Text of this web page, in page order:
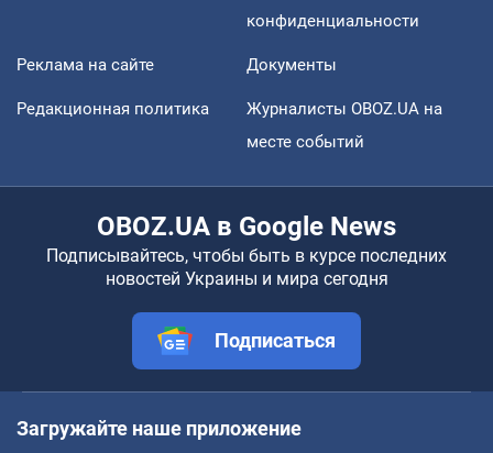
конфиденциальности
Реклама на сайте Документы
Редакционная политика
Журналисты OBOZ.UA на
месте событий
OBOZ.UA в Google News
Подписывайтесь, чтобы быть в курсе последних
новостей Украины и мира сегодня
Подписаться
Загружайте наше приложение